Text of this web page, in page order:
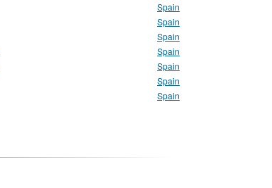
Spain
Spain
Spain
Spain
Spain
Spain
Spain